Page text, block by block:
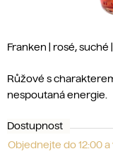
Franken | rosé, suché |
Růžové s
nespoutaná energie.
Dostupnost
Objednejte do 12:00